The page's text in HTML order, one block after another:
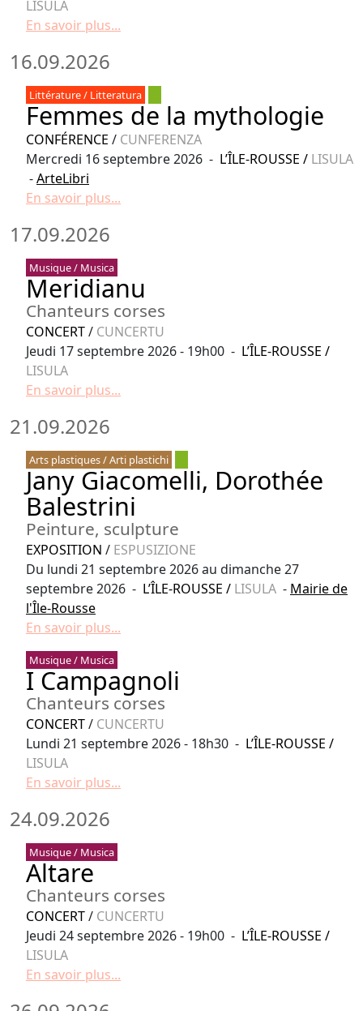
LISULA
En savoir plus...
16.09.2026
Littérature / Litteratura
Femmes de la mythologie
CONFÉRENCE / CUNFERENZA
Mercredi 16 septembre 2026 - L’ÎLE-ROUSSE / LISULA
-ArteLibri
En savoir plus...
17.09.2026
Musique / Musica
Meridianu
Chanteurs corses
CONCERT/ CUNCERTU
Jeudi 17 septembre 2026 - 19h00 - L’ÎLE-ROUSSE /
LISULA
En savoir plus...
21.09.2026
Arts plastiques / Arti plastichi
Jany Giacomelli, Dorothée
Balestrini
Peinture, sculpture
EXPOSITION / ESPUSIZIONE
Du lundi 21 septembre 2026 au dimanche 27
septembre 2026 - L’ÎLE-ROUSSE / LISULA - Mairie de
l'Île-Rousse
En savoir plus...
Musique / Musica
I Campagnoli
Chanteurs corses
CONCERT/ CUNCERTU
Lundi 21 septembre 2026 - 18h30 - L’ÎLE-ROUSSE /
LISULA
En savoir plus...
24.09.2026
Musique / Musica
Altare
Chanteurs corses
CONCERT/ CUNCERTU
Jeudi 24 septembre 2026 - 19h00 - L’ÎLE-ROUSSE /
LISULA
En savoir plus...